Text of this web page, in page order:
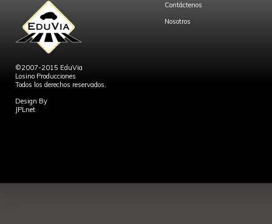
©2007-2015 EduVia
Losino Producciones
Todos los derechos reservados.
Design By
JPLnet
Contáctenos
Nosotros